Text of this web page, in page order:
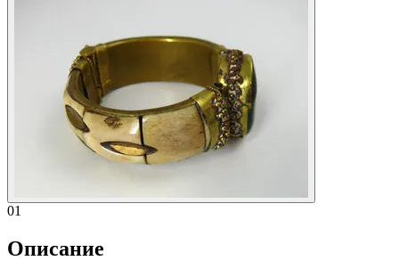
01
Описание